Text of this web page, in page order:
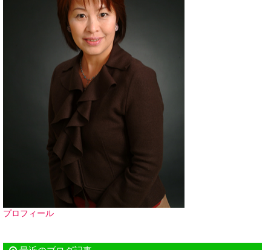
プロフィール